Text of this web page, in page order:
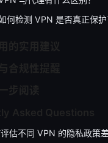
何检测 VPN 是否真正保护
估不同 VPN 的隐私政策差